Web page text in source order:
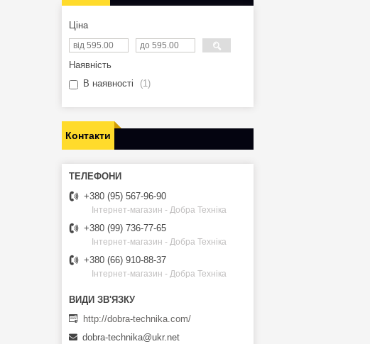
Ціна
Наявність
В наявності
1
Контакти
+380 (95) 567-96-90
Інтернет-магазин - Добра Техніка
+380 (99) 736-77-65
Інтернет-магазин - Добра Техніка
+380 (66) 910-88-37
Інтернет-магазин - Добра Техніка
http://dobra-technika.com/
dobra-technika@ukr.net